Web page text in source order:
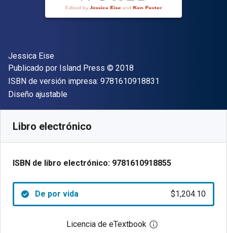
Autor(es)
Jessica Eise
Editor
Publicado por Island Press Copyright
© 2018
ISBN de versión impresa: 9781610918831
Formato
Diseño ajustable
Libro electrónico
ISBN de libro electrónico: 9781610918855
De por vida $1,204.10
Licencia de eTextbook Abre el cuadro de